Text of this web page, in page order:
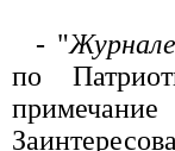
- "
по